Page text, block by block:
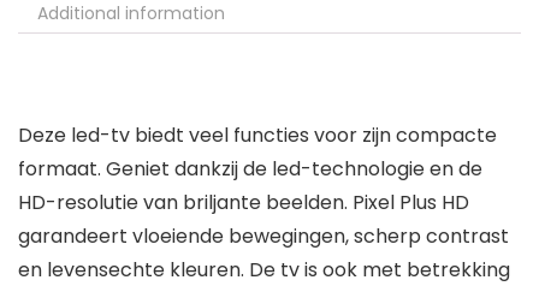
Additional information
Deze led-tv biedt veel functies voor zijn compacte
formaat. Geniet dankzij de led-technologie en de
HD-resolutie van briljante beelden. Pixel Plus HD
garandeert vloeiende bewegingen, scherp contrast
en levensechte kleuren. De tv is ook met betrekking